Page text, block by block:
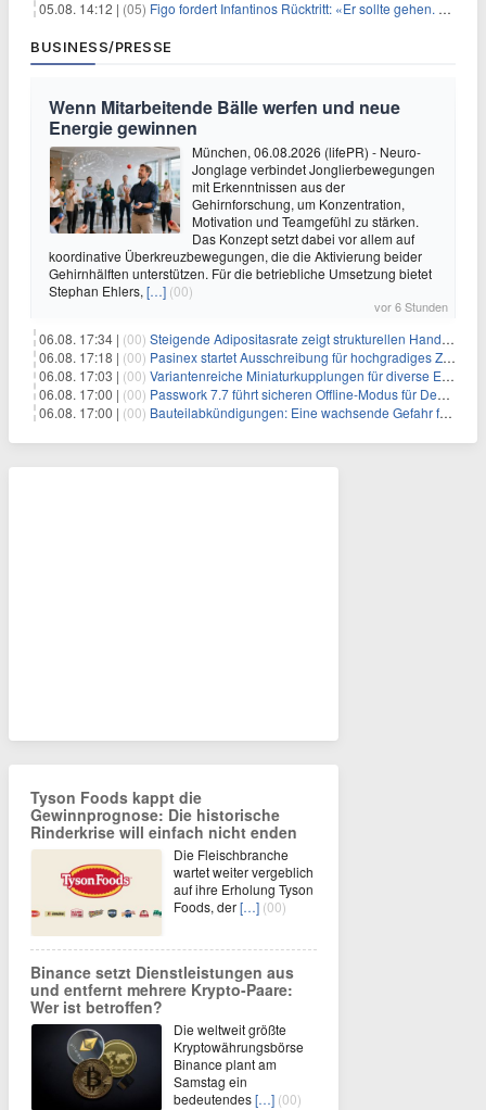
05.08. 14:12 | (05) Figo fordert Infantinos Rücktritt: «Er sollte gehen. Jetzt»
BUSINESS/PRESSE
Wenn Mitarbeitende Bälle werfen und neue
Energie gewinnen
München, 06.08.2026 (lifePR) - Neuro-
Jonglage verbindet Jonglierbewegungen
mit Erkenntnissen aus der
Gehirnforschung, um Konzentration,
Motivation und Teamgefühl zu stärken.
Das Konzept setzt dabei vor allem auf
koordinative Überkreuzbewegungen, die die Aktivierung beider
Gehirnhälften unterstützen. Für die betriebliche Umsetzung bietet
Stephan Ehlers, […] (00)
vor 6 Stunden
06.08. 17:34 | (00) Steigende Adipositasrate zeigt strukturellen Handlungsbedarf bei der Ernährung schulpflichtiger Kinder
06.08. 17:18 | (00) Pasinex startet Ausschreibung für hochgradiges Zinksulfidkonzentrat mit Germanium- und Silbergehalten und stellt ein Betriebsupdate bereit
06.08. 17:03 | (00) Variantenreiche Miniaturkupplungen für diverse Einsatzbereiche
06.08. 17:00 | (00) Passwork 7.7 führt sicheren Offline-Modus für Desktop- und Mobile-Apps ein
06.08. 17:00 | (00) Bauteilabkündigungen: Eine wachsende Gefahr für industrielle Elektroniksysteme
Tyson Foods kappt die
Gewinnprognose: Die historische
Rinderkrise will einfach nicht enden
Die Fleischbranche
wartet weiter vergeblich
auf ihre Erholung Tyson
Foods, der[…] (00)
Binance setzt Dienstleistungen aus
und entfernt mehrere Krypto-Paare:
Wer ist betroffen?
Die weltweit größte
Kryptowährungsbörse
Binance plant am
Samstag ein
bedeutendes[…] (00)